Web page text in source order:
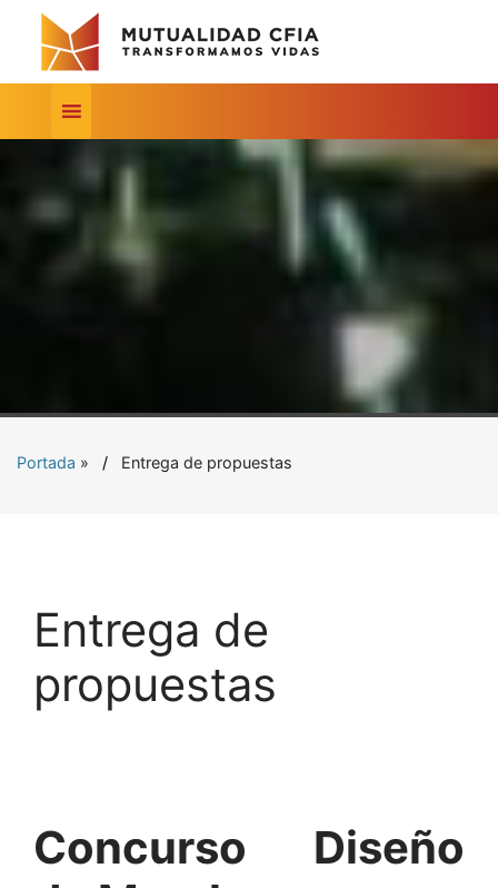
Portada » Entrega de propuestas
Entrega de
propuestas
Concurso Diseño